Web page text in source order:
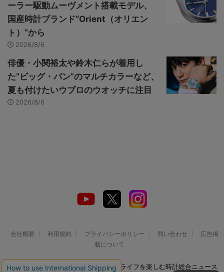
ーラー駆動ムーヴメント搭載モデル、
国産時計ブランド“Orient（オリエン
ト）”から
2026/8/6
俳優・小関裕太や鈴木仁らが着用し
た“ビッグ・バン”のマルチカラーなど、
夏も付けたいウブロのウオッチに注目
2026/8/6
会社概要 利用規約 プライバシーポリシー 問い合わせ
広告掲
載について
© 2026 Watch LIFE NEWS｜ウオッチライフを楽しむ時計総合ニュース